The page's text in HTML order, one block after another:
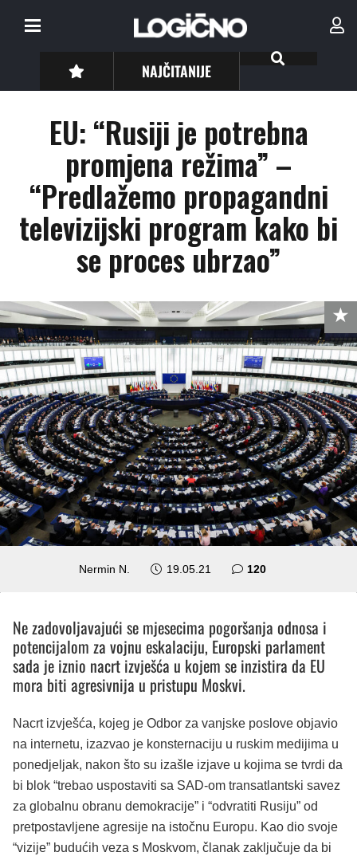
NAJČITANIJE
EU: “Rusiji je potrebna
promjena režima” –
“Predlažemo propagandni
televizijski program kako bi
se proces ubrzao”
Nermin N. 19.05.21 120komentara
Ne zadovoljavajući se mjesecima pogoršanja odnosa i
potencijalom za vojnu eskalaciju, Europski parlament
sada je iznio nacrt izvješća u kojem se inzistira da EU
mora biti agresivnija u pristupu Moskvi.
Nacrt izvješća, kojeg je Odbor za vanjske poslove objavio
na internetu, izazvao je konsternaciju u ruskim medijima u
ponedjeljak, nakon što su izašle izjave u kojima se tvrdi da
bi blok “trebao uspostaviti sa SAD-om transatlantski savez
za globalnu obranu demokracije” i “odvratiti Rusiju” od
pretpostavljene agresije na istočnu Europu. Kao dio svoje
“vizije” budućih veza s Moskvom, članak zaključuje da bi